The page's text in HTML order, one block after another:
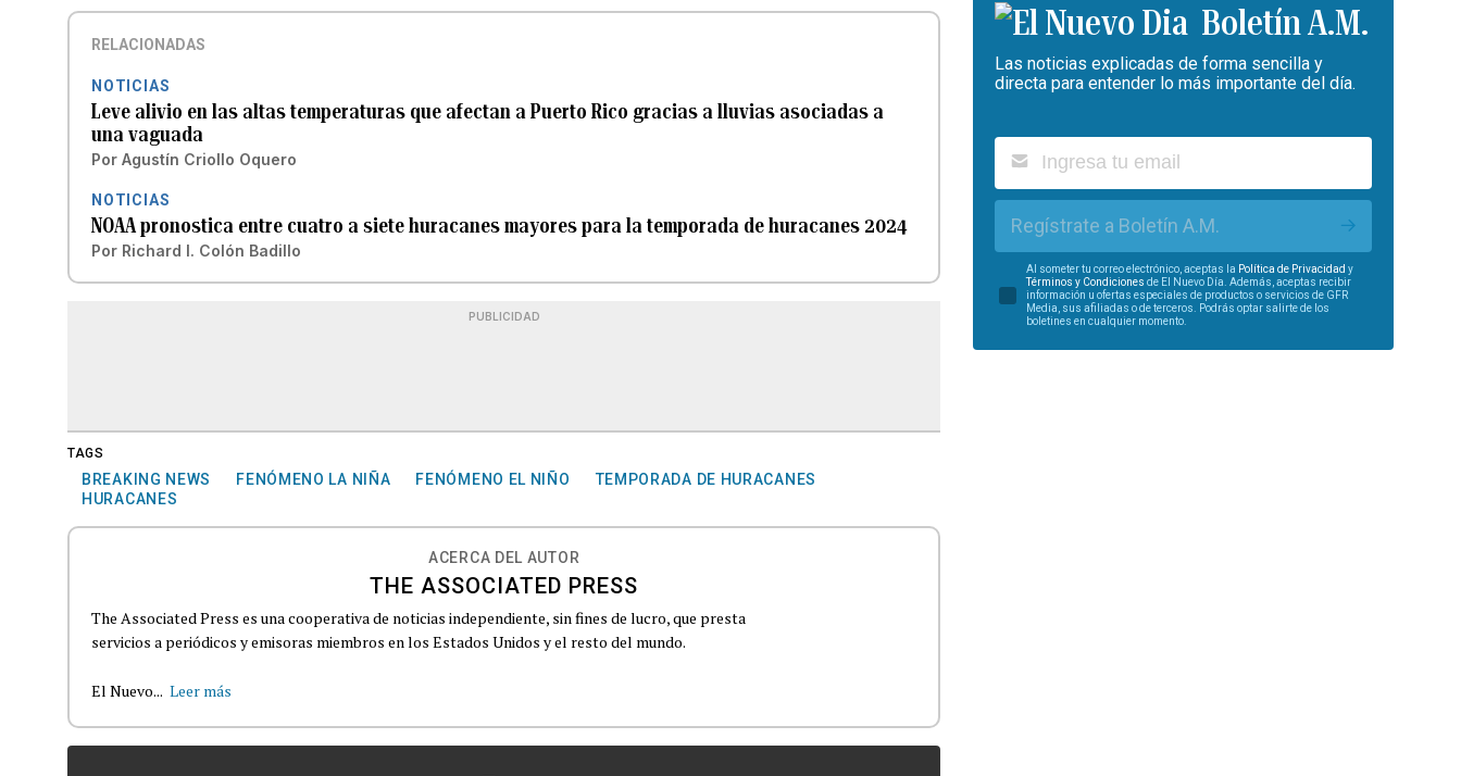
RELACIONADAS
NOTICIAS
Leve alivio en las altas temperaturas que afectan a Puerto Rico gracias a lluvias asociadas a
una vaguada
Por Agustín Criollo Oquero
NOTICIAS
NOAA pronostica entre cuatro a siete huracanes mayores para la temporada de huracanes 2024
Por Richard I. Colón Badillo
PUBLICIDAD
TAGS
BREAKING NEWS FENÓMENO LA NIÑA FENÓMENO EL NIÑO
TEMPORADA DE HURACANES
HURACANES
ACERCA DEL AUTOR
THE ASSOCIATED PRESS
The Associated Press es una cooperativa de noticias independiente, sin fines de lucro, que presta
servicios a periódicos y emisoras miembros en los Estados Unidos y el resto del mundo.
El Nuevo... Leer más
Boletín A.M.
Las noticias explicadas de forma sencilla y
directa para entender lo más importante del día.
Regístrate a Boletín A.M.
Al someter tu correo electrónico, aceptas la Política de Privacidad y
Términos y Condiciones de El Nuevo Día. Además, aceptas recibir
información u ofertas especiales de productos o servicios de GFR
Media, sus afiliadas o de terceros. Podrás optar salirte de los
boletines en cualquier momento.